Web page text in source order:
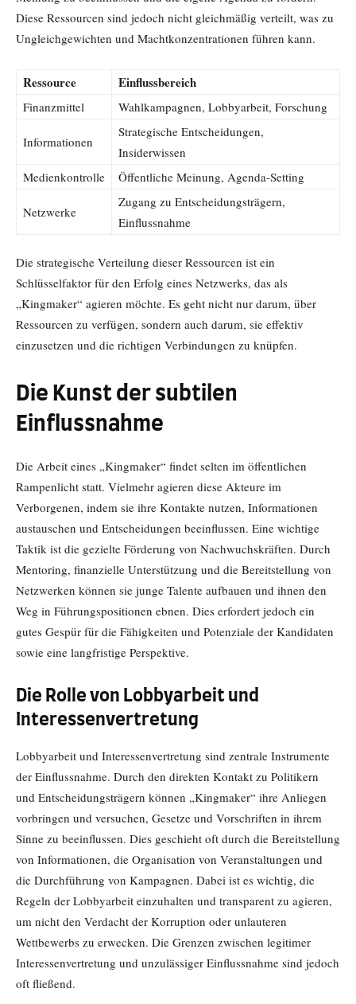
Diese Ressourcen sind jedoch nicht gleichmäßig verteilt, was zu
Ungleichgewichten und Machtkonzentrationen führen kann.
Ressource Einflussbereich
Finanzmittel Wahlkampagnen, Lobbyarbeit, Forschung
Informationen
Strategische Entscheidungen,
Insiderwissen
Medienkontrolle
Öffentliche Meinung, Agenda-Setting
Netzwerke
Zugang zu Entscheidungsträgern,
Einflussnahme
Die strategische Verteilung dieser Ressourcen ist ein
Schlüsselfaktor für den Erfolg eines Netzwerks, das als
„Kingmaker“ agieren möchte. Es geht nicht nur darum, über
Ressourcen zu verfügen, sondern auch darum, sie effektiv
einzusetzen und die richtigen Verbindungen zu knüpfen.
Die Kunst der subtilen
Einflussnahme
Die Arbeit eines „Kingmaker“ findet selten im öffentlichen
Rampenlicht statt. Vielmehr agieren diese Akteure im
Verborgenen, indem sie ihre Kontakte nutzen, Informationen
austauschen und Entscheidungen beeinflussen. Eine wichtige
Taktik ist die gezielte Förderung von Nachwuchskräften. Durch
Mentoring, finanzielle Unterstützung und die Bereitstellung von
Netzwerken können sie junge Talente aufbauen und ihnen den
Weg in Führungspositionen ebnen. Dies erfordert jedoch ein
gutes Gespür für die Fähigkeiten und Potenziale der Kandidaten
sowie eine langfristige Perspektive.
Die Rolle von Lobbyarbeit und
Interessenvertretung
Lobbyarbeit und Interessenvertretung sind zentrale Instrumente
der Einflussnahme. Durch den direkten Kontakt zu Politikern
und Entscheidungsträgern können „Kingmaker“ ihre Anliegen
vorbringen und versuchen, Gesetze und Vorschriften in ihrem
Sinne zu beeinflussen. Dies geschieht oft durch die Bereitstellung
von Informationen, die Organisation von Veranstaltungen und
die Durchführung von Kampagnen. Dabei ist es wichtig, die
Regeln der Lobbyarbeit einzuhalten und transparent zu agieren,
um nicht den Verdacht der Korruption oder unlauteren
Wettbewerbs zu erwecken. Die Grenzen zwischen legitimer
Interessenvertretung und unzulässiger Einflussnahme sind jedoch
oft fließend.